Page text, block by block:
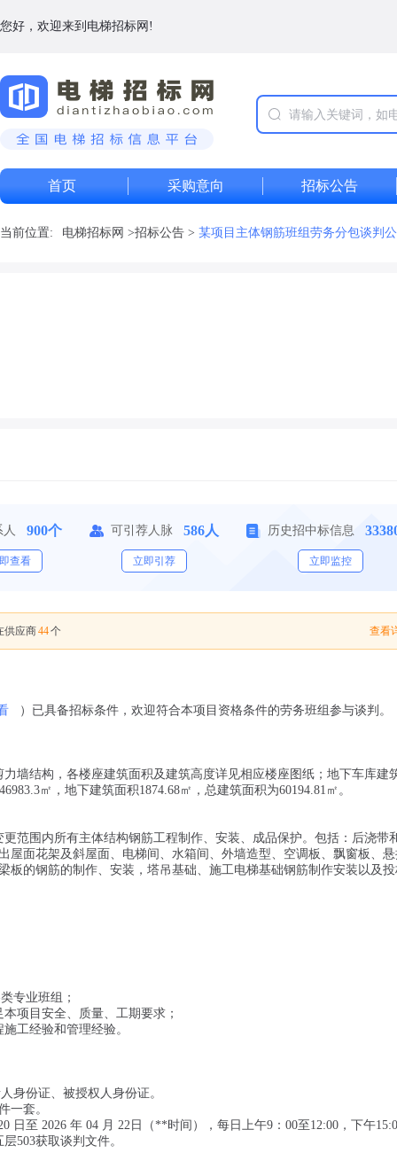
您好，欢迎来到电梯招标网!
首页 采购意向 招标公告
当前位置: 电梯招标网 >招标公告 > 某项目主体钢筋班组劳务分包谈判
900个
查看
可引荐人脉 586人
立即引荐
历史招中标信息
立即监控
供应商44个 查看
）已具备招标条件，欢迎符合本项目资格条件的劳务班组参与谈判。
墙结构，各楼座建筑面积及建筑高度详见相应楼座图纸；地下车库建
㎡，地下建筑面积1874.68㎡，总建筑面积为60194.81㎡。
范围内所有主体结构钢筋工程制作、安装、成品保护。包括：后浇带
屋面花架及斜屋面、电梯间、水箱间、外墙造型、空调板、飘窗板、
板的钢筋的制作、安装，塔吊基础、施工电梯基础钢筋制作安装以及
专业班组；
项目安全、质量、工期要求；
工经验和管理经验。
身份证、被授权人身份证。
一套。
日至 2026 年 04 月 22日（**时间），每日上午9：00至12:00，下午
层503获取谈判文件。